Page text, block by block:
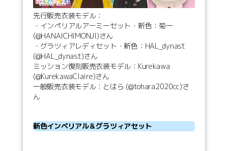
先行販売衣装モデル：
・インペリアルアーミーセット・新色：菊一
(@HANAICHIMONJI)さん
・グラツィアレディセット・新色：HAL_dynast
(@HAL_dynast)さん
ミッション復刻販売衣装モデル：Kurekawa
(@KurekawaClaire)さん
一般販売衣装モデル：とはら (@tohara2020cc)さ
ん
新色インペリアル＆グラツィアセット